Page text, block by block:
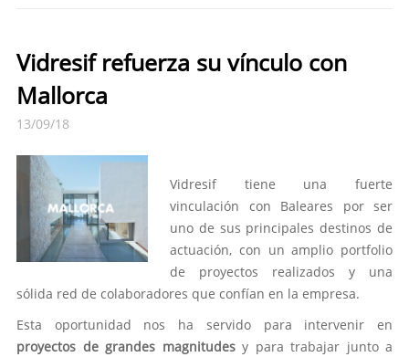
Vidresif refuerza su vínculo con
Mallorca
13/09/18
Vidresif tiene una fuerte
vinculación con Baleares por ser
uno de sus principales destinos de
actuación, con un amplio portfolio
de proyectos realizados y una
sólida red de colaboradores que confían en la empresa.
Esta oportunidad nos ha servido para intervenir en
proyectos de grandes magnitudes y para trabajar junto a